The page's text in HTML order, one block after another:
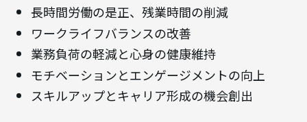
長時間労働の是正、残業時間の削減
ワークライフバランスの改善
業務負荷の軽減と心身の健康維持
モチベーションとエンゲージメントの向上
スキルアップとキャリア形成の機会創出